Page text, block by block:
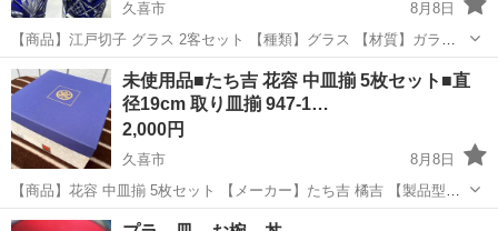
久喜市
8月8日
【商品】江戸切子 グラス 2客セット 【種類】グラス 【材質】ガラス
工芸 【サイズ】（約）直径 55mm・高さ 100mm 【商品状態】 ・未使
用品かどうか分かりませんが、長期保管品のため、小キズや小汚...
埼玉 久喜市 食器 グラス
未使用品■たち吉 花容 中皿揃 5枚セット■直
径19cm 取り皿揃 947-1…
2,000円
久喜市
8月8日
【商品】花容 中皿揃 5枚セット 【メーカー】たち吉 橘吉 【製品型
番】947-160 【種類】食器 【材質】陶器 【サイズ】（約）直径
埼玉 久喜市 食器 たち吉